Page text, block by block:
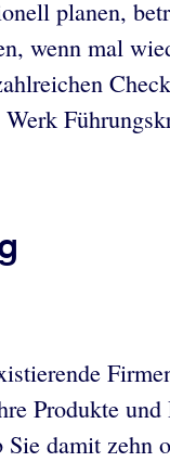
planen,
wenn mal
Produkte
damit zehn